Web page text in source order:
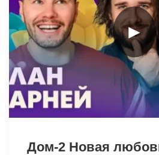
►
Дом-2 Новая